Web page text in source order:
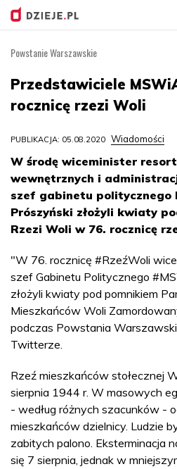
Powstanie Warszawskie
Przedstawiciele
rocznicę rzezi Woli
PUBLIKACJA: 05.08.2020 Wiadomości
W środę wiceminister
wewnętrznych i
szef gabinetu politycznego
Prószyński złożyli kwiaty
Rzezi Woli w 76. rocznicę
"W 76. rocznicę #RzeźWoli
szef Gabinetu Politycznego
złożyli kwiaty pod pomnikiem
Mieszkańców Woli
podczas Powstania
Twitterze.
Rzeź mieszkańców stołecznej
sierpnia 1944 r. W masowych
- według różnych szacunków -
mieszkańców dzielnicy. Ludzie
zabitych palono. Eksterminacja
się 7 sierpnia, jednak w